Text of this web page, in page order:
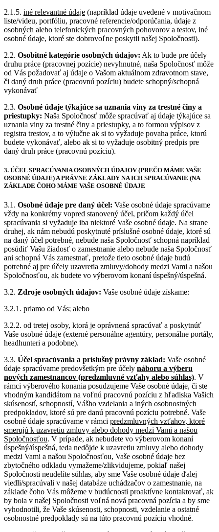
2.1.5. iné relevantné údaje (napríklad údaje uvedené v motivačnom
liste/videu, portfóliu, pracovné referencie/odporúčania, údaje z
osobných alebo telefonických pracovných pohovorov a testov, iné
osobné údaje, ktoré ste dobrovoľne poskytli našej Spoločnosti).
2.2. Osobitné kategórie osobných údajov: Ak to bude pre účely
druhu práce (pracovnej pozície) nevyhnutné, naša Spoločnosť môže
od Vás požadovať aj údaje o Vašom aktuálnom zdravotnom stave,
či daný druh práce (pracovnú pozíciu) budete schopný/schopná
vykonávať
2.3. Osobné údaje týkajúce sa uznania viny za trestné činy a
priestupky: Naša Spoločnosť môže spracúvať aj údaje týkajúce sa
uznania viny za trestné činy a priestupky, a to formou výpisov z
registra trestov, a to výlučne ak si to vyžaduje povaha práce, ktorú
budete vykonávať, alebo ak si to vyžaduje osobitný predpis pre
daný druh práce (pracovnú pozíciu).
3. ÚČEL SPRACÚVANIA OSOBNÝCH ÚDAJOV (PREČO MÁME VAŠE
OSOBNÉ ÚDAJE) A PRÁVNE ZÁKLADY NA ICH SPRACÚVANIE (NA
ZÁKLADE ČOHO MÁME VAŠE OSOBNÉ ÚDAJE
3.1. Osobné údaje pre daný účel: Vaše osobné údaje spracúvame
vždy na konkrétny vopred stanovený účel, pričom každý účel
spracúvania si vyžaduje iba niektoré Vaše osobné údaje. Na strane
druhej, ak nám nebudú poskytnuté príslušné osobné údaje, ktoré sú
na daný účel potrebné, nebude naša Spoločnosť schopná napríklad
posúdiť Vašu žiadosť o zamestnanie alebo nebude naša Spoločnosť
ani schopná Vás zamestnať, pretože tieto osobné údaje budú
potrebné aj pre účely uzavretia zmluvy/dohody medzi Vami a našou
Spoločnosťou, ak budete vo výberovom konaní úspešný/úspešná.
3.2. Zdroje osobných údajov: Vaše osobné údaje získame:
3.2.1. priamo od Vás; alebo
3.2.2. od tretej osoby, ktorá je oprávnená spracúvať a poskytnúť
Vaše osobné údaje (externé personálne agentúry, personálne portály,
headhunteri a podobne).
3.3. Účel spracúvania a príslušný právny základ: Vaše osobné
údaje spracúvame predovšetkým pre účely náboru a výberu
nových zamestnancov (predzmluvné vzťahy alebo súhlas). V
rámci výberového konania posudzujeme Vaše osobné údaje, či ste
vhodným kandidátom na voľnú pracovnú pozíciu z hľadiska Vašich
skúseností, schopností, Vášho vzdelania a iných osobnostných
predpokladov, ktoré sú pre danú pracovnú pozíciu potrebné. Vaše
osobné údaje spracúvame v rámci predzmluvných vzťahov, ktoré
smerujú k uzavretiu zmluvy alebo dohody medzi Vami a našou
Spoločnosťou. V prípade, ak nebudete vo výberovom konaní
úspešný/úspešná, teda nedôjde k uzavretiu zmluvy alebo dohody
medzi Vami a našou Spoločnosťou, Vaše osobné údaje bez
zbytočného odkladu vymažeme/zlikvidujeme, pokiaľ našej
Spoločnosti neudelíte súhlas, aby sme Vaše osobné údaje ďalej
viedli/spracúvali v našej databáze uchádzačov o zamestnanie, na
základe čoho Vás môžeme v budúcnosti proaktívne kontaktovať, ak
by bola v našej Spoločnosti voľná nová pracovná pozícia a by sme
vyhodnotili, že Vaše skúsenosti, schopnosti, vzdelanie a ostatné
osobnostné predpoklady sú na túto pracovnú pozíciu vhodné.